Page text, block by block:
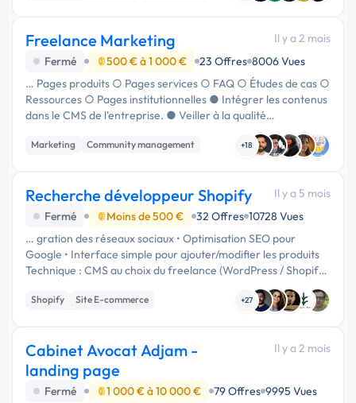
Freelance Marketing
Il y a 2 mois
Fermé
500 € à 1 000 € 23 Offres 8006 Vues
… Pages produits ○ Pages services ○ FAQ ○ Études de cas ○
Ressources ○ Pages institutionnelles ● Intégrer les contenus
dans le CMS de l'entreprise. ● Veiller à la qualité
rédactionnelle et à la cohérence des contenus publiés. ●
Participer à …
Marketing
Community management
+18
Recherche développeur Shopify
Il y a 5 mois
Fermé
Moins de 500 € 32 Offres 10728 Vues
… gration des réseaux sociaux • Optimisation SEO pour
Google • Interface simple pour ajouter/modifier les produits
Technique : CMS au choix du freelance (WordPress / Shopify
ou autre). Langue : Français. Budget : Entre 500 € et 1000 €.
Délai …
Shopify
Site E-commerce
+27
Cabinet Avocat Adjam -
landing page
Il y a 2 mois
Fermé 1 000 € à 10 000 € 79 Offres 9995 Vues